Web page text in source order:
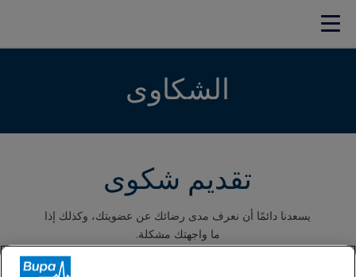
الشكاوى
تقديم شكوى
يسعدنا دائمًا أن نعرف مدى رضائك عن عضويتك، وكذلك إذا
ما واجهتك مشكلة.
إذا حدث خطأ ما، فلدينا إجراء بسيط لضمان التعامل مع